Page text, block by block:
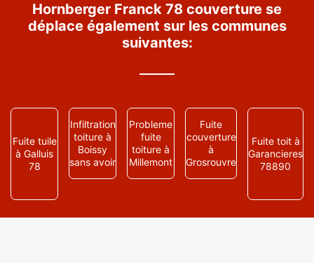
Hornberger Franck 78 couverture se
déplace également sur les communes
suivantes:
Fuite tuile
à Galluis
78
Infiltration
toiture à
Boissy
sans avoir
Probleme
fuite
toiture à
Millemont
Fuite
couverture
à
Grosrouvre
Fuite toit à
Garancieres
78890